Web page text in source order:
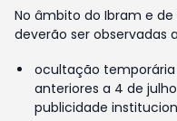
No âmbito do Ibram e
deverão ser observadas
ocultação
anteriores a 4 de
publicidade